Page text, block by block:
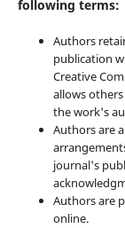
following terms:
Authors
publication
Creative
allows
the work's
Authors are
journal's
Authors are
online.